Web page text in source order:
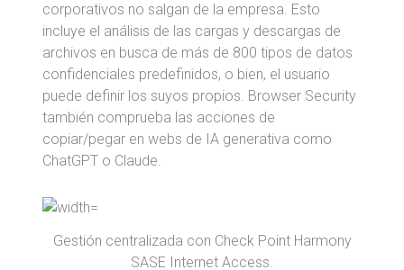
corporativos no salgan de la empresa. Esto
incluye el análisis de las cargas y descargas de
archivos en busca de más de 800 tipos de datos
confidenciales predefinidos, o bien, el usuario
puede definir los suyos propios. Browser Security
también comprueba las acciones de
copiar/pegar en webs de IA generativa como
ChatGPT o Claude.
Gestión centralizada con Check Point Harmony
SASE Internet Access.